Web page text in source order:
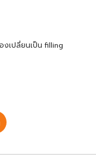
งเปลี่ยนเป็น filling